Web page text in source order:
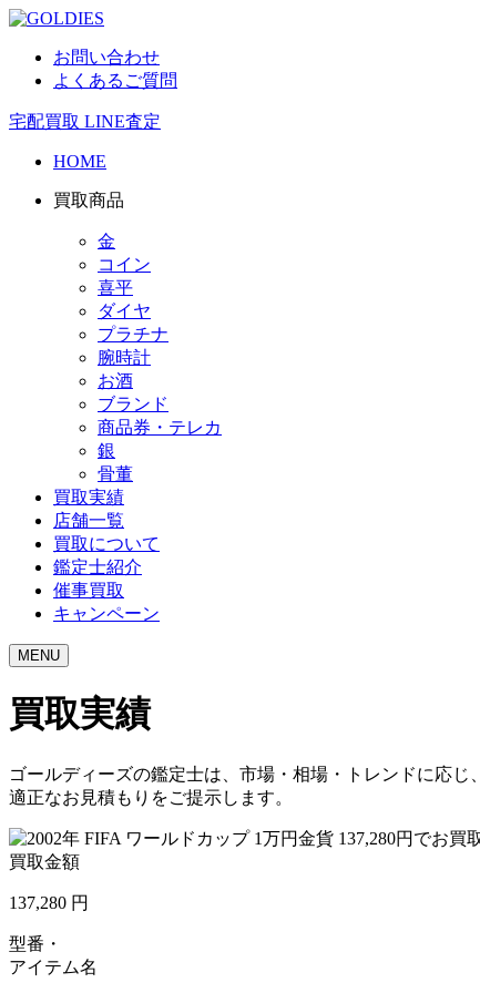
お問い合わせ
よくあるご質問
宅配買取 LINE査定
HOME
買取商品
金
コイン
喜平
ダイヤ
プラチナ
腕時計
お酒
ブランド
商品券・テレカ
銀
骨董
買取実績
店舗一覧
買取について
鑑定士紹介
催事買取
キャンペーン
MENU
買取実績
ゴールディーズの鑑定士は、市場・相場・トレンドに応じ、
適正なお見積もりをご提示します。
買取金額
137,280 円
型番・
アイテム名